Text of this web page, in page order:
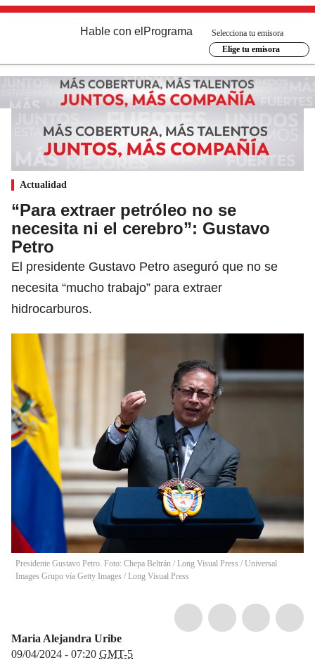
Hable con el Programa
Selecciona tu emisora
Elige tu emisora
Actualidad
“Para extraer petróleo no se
necesita ni el cerebro”: Gustavo
Petro
El presidente Gustavo Petro aseguró que no se
necesita “mucho trabajo” para extraer
hidrocarburos.
Presidente Gustavo Petro. Foto: Chepa Beltrán / Long Visual Press / Universal
Images Grupo vía Getty Images / Long Visual Press
Maria Alejandra Uribe
09/04/2024 - 07:20 GMT-5